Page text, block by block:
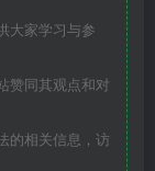
大家学习与参
赞同其观点和对
的相关信息，访